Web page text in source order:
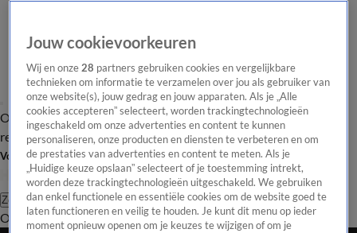
Overzicht Laatste nieuws Regionieuws Het beste van Hart
Tip de
redactie
Volg Hart van Nederland
Zoeken
OverzichtRegioUitzendingenWeerTip de redactiePanelVideo's
Jouw cookievoorkeuren
Wij en onze28 partners gebruiken cookies en vergelijkbare
technieken om informatie te verzamelen over jou als gebruiker van
onze website(s), jouw gedrag en jouw apparaten. Als je „Alle
cookies accepteren” selecteert, worden trackingtechnologieën
ingeschakeld om onze advertenties en content te kunnen
personaliseren, onze producten en diensten te verbeteren en om
de prestaties van advertenties en content te meten. Als je
„Huidige keuze opslaan” selecteert of je toestemming intrekt,
worden deze trackingtechnologieën uitgeschakeld. We gebruiken
dan enkel functionele en essentiële cookies om de website goed te
laten functioneren en veilig te houden. Je kunt dit menu op ieder
moment opnieuw openen om je keuzes te wijzigen of om je